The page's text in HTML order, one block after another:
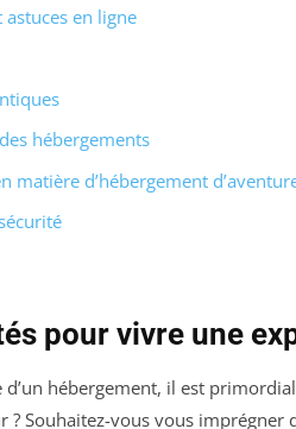
en ligne
hébergements
matière d’hébergement
pour vivre une
hébergement, il est
Souhaitez-vous vous imprégner